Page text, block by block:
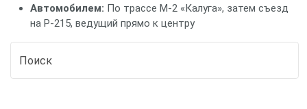
Автомобилем: По трассе М-2 «Калуга», затем съезд
на Р-215, ведущий прямо к центру